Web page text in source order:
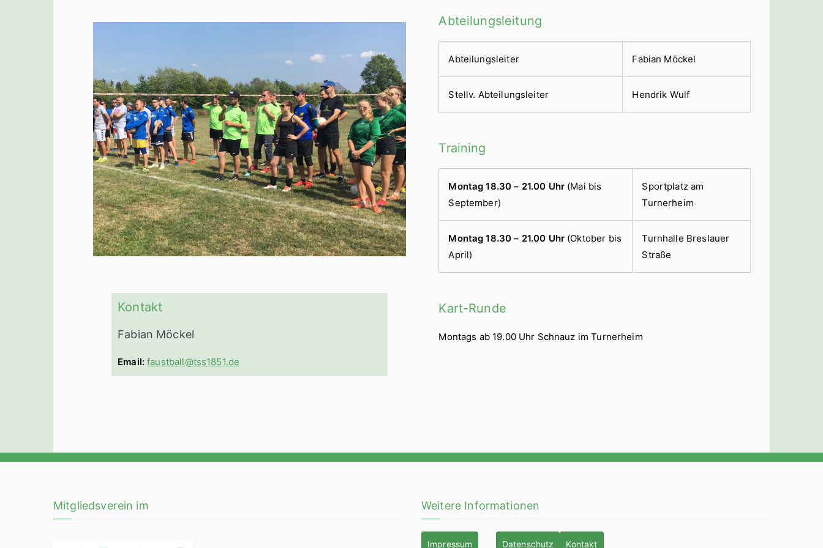
Kontakt
Fabian Möckel
Email: faustball@tss1851.de
Abteilungsleitung
Abteilungsleiter Fabian Möckel
Stellv. Abteilungsleiter Hendrik Wulf
Training
Montag 18.30 – 21.00 Uhr (Mai bis
September)
Sportplatz am
Turnerheim
Montag 18.30 – 21.00 Uhr (Oktober bis
April)
Turnhalle Breslauer
Straße
Kart-Runde
Montags ab 19.00 Uhr Schnauz im Turnerheim
Mitgliedsverein im Weitere Informationen
Impressum Datenschutz Kontakt